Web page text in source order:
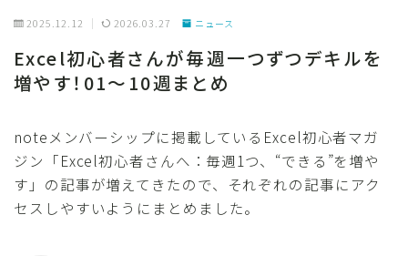
2025.12.12 2026.03.27 ニュース
Excel初心者さんが毎週一つずつデキルを
増やす！01～10週まとめ
noteメンバーシップに掲載しているExcel初心者マガ
ジン「Excel初心者さんへ：毎週1つ、“できる”を増や
す」の記事が増えてきたので、それぞれの記事にアク
セスしやすいようにまとめました。